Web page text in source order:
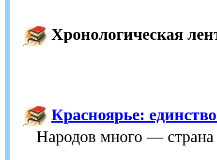
Хронологическая
Красноярье:
Народов много — страна